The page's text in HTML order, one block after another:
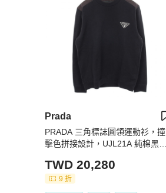
Prada
PRADA 三角標誌圓領運動衫，撞
擊色拼接設計，UJL21A 純棉黑
TWD 20,280
9 折